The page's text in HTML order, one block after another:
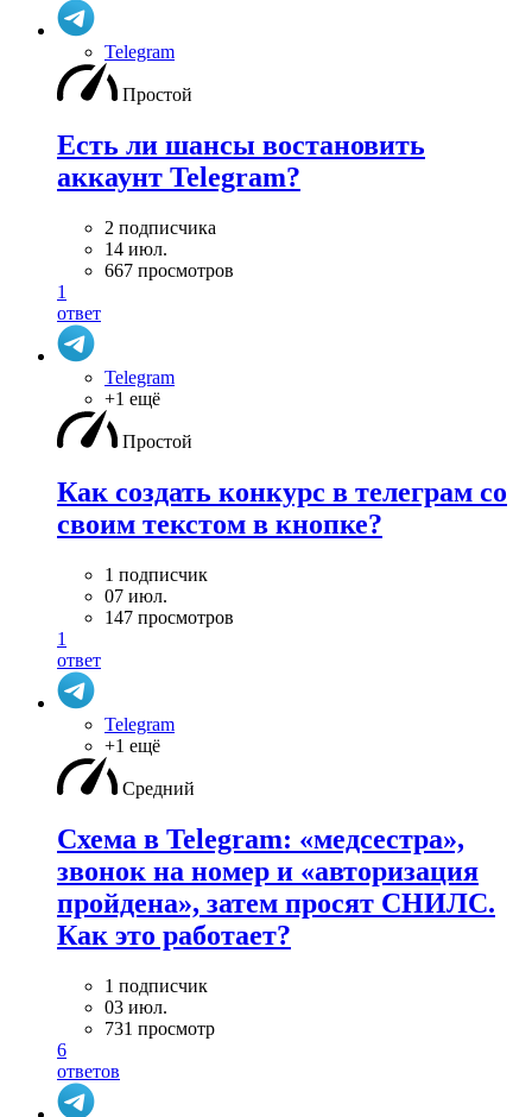
Telegram
Простой
Есть ли шансы востановить
аккаунт Telegram?
2 подписчика
14 июл.
667 просмотров
1
ответ
Telegram
+1 ещё
Простой
Как создать конкурс в телеграм со
своим текстом в кнопке?
1 подписчик
07 июл.
147 просмотров
1
ответ
Telegram
+1 ещё
Средний
Схема в Telegram: «медсестра»,
звонок на номер и «авторизация
пройдена», затем просят СНИЛС.
Как это работает?
1 подписчик
03 июл.
731 просмотр
6
ответов